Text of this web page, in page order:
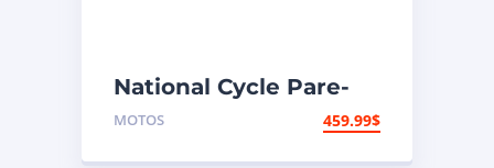
National Cycle Pare-
brise aéroacoustique
MOTOS 459.99$